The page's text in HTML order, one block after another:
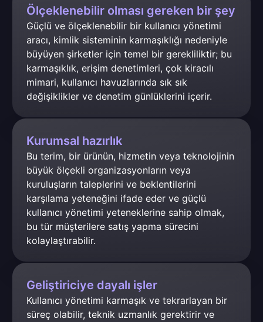
Ölçeklenebilir olması gereken bir şey
Güçlü ve ölçeklenebilir bir kullanıcı yönetimi
aracı, kimlik sisteminin karmaşıklığı nedeniyle
büyüyen şirketler için temel bir gerekliliktir; bu
karmaşıklık, erişim denetimleri, çok kiracılı
mimari, kullanıcı havuzlarında sık sık
değişiklikler ve denetim günlüklerini içerir.
Kurumsal hazırlık
Bu terim, bir ürünün, hizmetin veya teknolojinin
büyük ölçekli organizasyonların veya
kuruluşların taleplerini ve beklentilerini
karşılama yeteneğini ifade eder ve güçlü
kullanıcı yönetimi yeteneklerine sahip olmak,
bu tür müşterilere satış yapma sürecini
kolaylaştırabilir.
Geliştiriciye dayalı işler
Kullanıcı yönetimi karmaşık ve tekrarlayan bir
süreç olabilir, teknik uzmanlık gerektirir ve